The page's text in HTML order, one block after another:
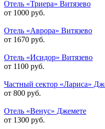
Отель «Триера» Витязево
от 1000 руб.
Отель «Аврора» Витязево
от 1670 руб.
Отель «Исидор» Витязево
от 1100 руб.
Частный сектор «Лариса»
от 800 руб.
Отель «Венус» Джемете
от 1300 руб.